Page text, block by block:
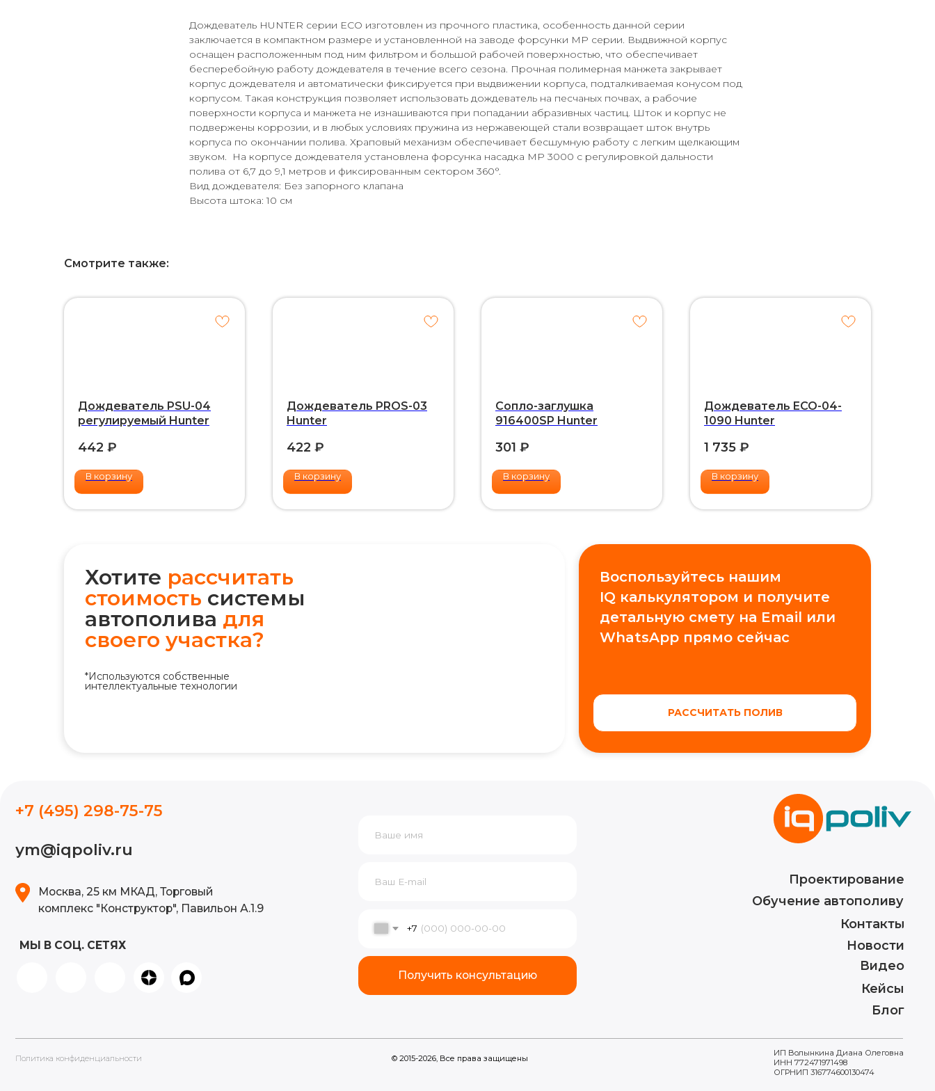
Дождеватель HUNTER серии ECO изготовлен из прочного пластика, особенность данной серии
заключается в компактном размере и установленной на заводе форсунки MP серии. Выдвижной корпус
оснащен расположенным под ним фильтром и большой рабочей поверхностью, что обеспечивает
бесперебойную работу дождевателя в течение всего сезона. Прочная полимерная манжета закрывает
корпус дождевателя и автоматически фиксируется при выдвижении корпуса, подталкиваемая конусом под
корпусом. Такая конструкция позволяет использовать дождеватель на песчаных почвах, а рабочие
поверхности корпуса и манжета не изнашиваются при попадании абразивных частиц. Шток и корпус не
подвержены коррозии, и в любых условиях пружина из нержавеющей стали возвращает шток внутрь
корпуса по окончании полива. Храповый механизм обеспечивает бесшумную работу с легким щелкающим
звуком. На корпусе дождевателя установлена форсунка насадка MP 3000 с регулировкой дальности
полива от 6,7 до 9,1 метров и фиксированным сектором 360°.
Вид дождевателя: Без запорного клапана
Высота штока: 10 см
Смотрите также:
Дождеватель PSU-04
регулируемый Hunter
442 ₽
В корзину
Дождеватель PROS-03
Hunter
422 ₽
В корзину
Сопло-заглушка
916400SP Hunter
301 ₽
В корзину
Дождеватель ECO-04-
1090 Hunter
1 735 ₽
В корзину
Хотите рассчитать
стоимость системы
автополива для
своего участка?
*Используются собственные
интеллектуальные технологии
Воспользуйтесь нашим
IQ калькулятором и получите
детальную смету на Email или
WhatsApp прямо сейчас
РАССЧИТАТЬ ПОЛИВ
Политика конфиденциальности
ИНН 772471971498
ОГРНИП 316774600130474
+7 (495) 298-75-75
Проектирование
Обучение автополиву
Новости
Видео
Кейсы